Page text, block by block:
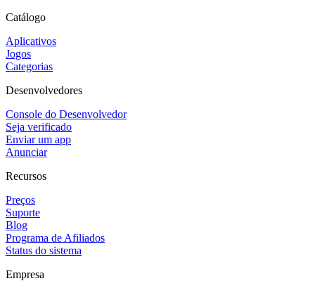
Catálogo
Aplicativos
Jogos
Categorias
Desenvolvedores
Console do Desenvolvedor
Seja verificado
Enviar um app
Anunciar
Recursos
Preços
Suporte
Blog
Programa de Afiliados
Status do sistema
Empresa